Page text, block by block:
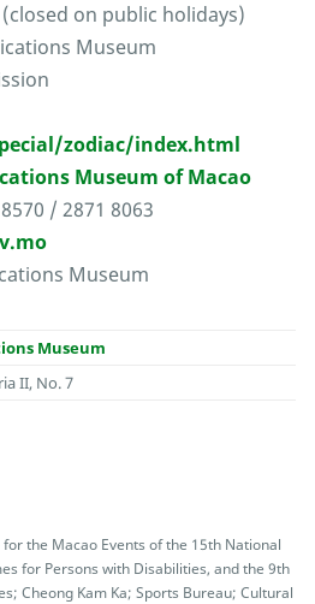
on public holidays)
Museum
zodiac/index.html
Museum of Macao
/ 2871 8063
Museum
Museum
II, No. 7
the Macao Events of the 15th National
for Persons with Disabilities, and the 9th
Cheong Kam Ka; Sports Bureau; Cultural